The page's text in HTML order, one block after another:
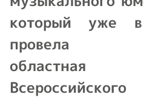
который уже
провела
областная